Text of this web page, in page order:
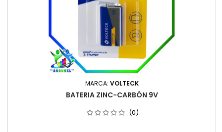
MARCA: VOLTECK
BATERIA ZINC-CARBÓN 9V
(0)